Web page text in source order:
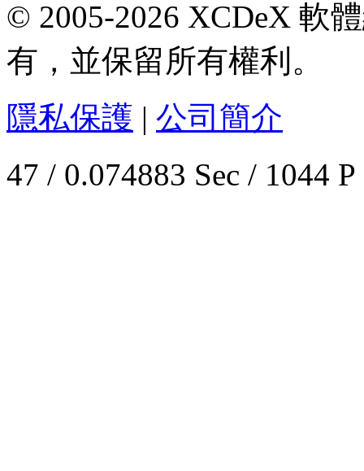
© 2005-2026 XCDeX 軟
有，並保留所有權利。
隱私保護 | 公司簡介
47 / 0.074883 Sec / 1044